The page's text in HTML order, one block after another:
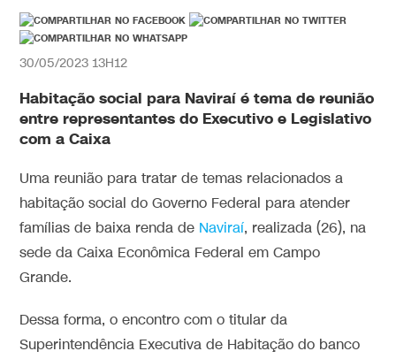
30/05/2023 13H12
Habitação social para Naviraí é tema de reunião
entre representantes do Executivo e Legislativo
com a Caixa
Uma reunião para tratar de temas relacionados a
habitação social do Governo Federal para atender
famílias de baixa renda de Naviraí, realizada (26), na
sede da Caixa Econômica Federal em Campo
Grande.
Dessa forma, o encontro com o titular da
Superintendência Executiva de Habitação do banco